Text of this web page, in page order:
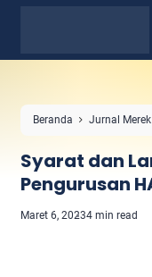
Beranda Jurnal Merek
Syarat dan
Pengurusan
Maret 6, 20234 min read